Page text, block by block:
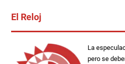
El Reloj
La
pero se